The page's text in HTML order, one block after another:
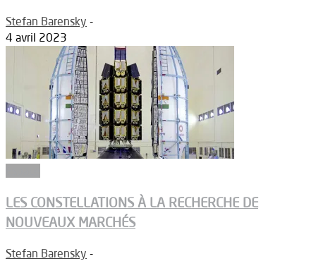
Stefan Barensky -
4 avril 2023
LES CONSTELLATIONS À LA RECHERCHE DE
NOUVEAUX MARCHÉS
Stefan Barensky -